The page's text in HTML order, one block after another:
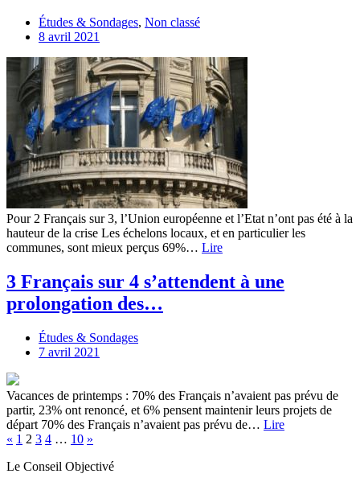
Études & Sondages, Non classé
8 avril 2021
Pour 2 Français sur 3, l’Union européenne et l’Etat n’ont pas été à la
hauteur de la crise Les échelons locaux, et en particulier les
communes, sont mieux perçus 69%… Lire
3 Français sur 4 s’attendent à une
prolongation des…
Études & Sondages
7 avril 2021
Vacances de printemps : 70% des Français n’avaient pas prévu de
partir, 23% ont renoncé, et 6% pensent maintenir leurs projets de
départ 70% des Français n’avaient pas prévu de… Lire
« 1 2 3 4 … 10 »
Le Conseil Objectivé